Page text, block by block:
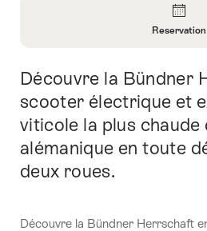
informations
sur
Reservation
Introduction
Découvre la Bündner
scooter électrique et
viticole la plus chaude
alémanique en toute
deux roues.
Découvre la Bündner Herrschaft